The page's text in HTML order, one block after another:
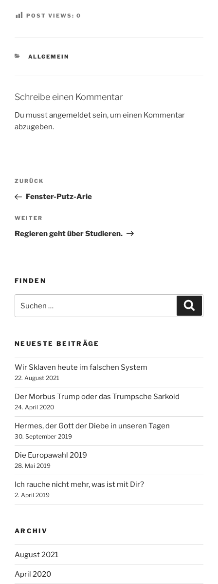
POST VIEWS: 0
KATEGORIEN
ALLGEMEIN
Schreibe einen Kommentar
Du musstangemeldetsein, um einen Kommentar
abzugeben.
Beitragsnavigation
Vorheriger
Beitrag
ZURÜCK
Fenster-Putz-Arie
Nächster
Beitrag
WEITER
Regieren geht über Studieren.
FINDEN
nach:
NEUESTE BEITRÄGE
Wir Sklaven heute im falschen System
22. August 2021
Der Morbus Trump oder das Trumpsche Sarkoid
24. April 2020
Hermes, der Gott der Diebe in unseren Tagen
30. September 2019
Die Europawahl 2019
28. Mai 2019
Ich rauche nicht mehr, was ist mit Dir?
2. April 2019
ARCHIV
August 2021
April 2020